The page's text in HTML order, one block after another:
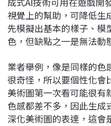
視覺上的幫助，可降低生
先模擬出基本的樣子、模
色，但缺點之一是無法動
業者舉例，像是同樣的色
很奇怪，所以要個性化會
美術圖第一次看可能很有
色感都差不多，因此生成
深化美術圖的表達，這會